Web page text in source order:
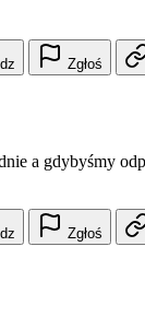
Zgłoś
a gdybyśmy
Zgłoś